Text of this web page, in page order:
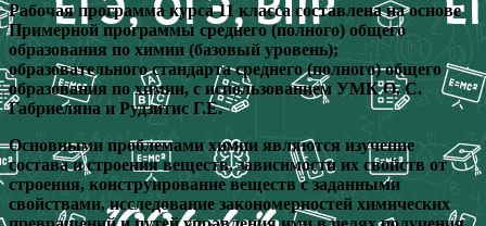
Рабочая программа курса 11 класса составлена на основе
Примерной программы среднего (полного) общего
образования по химии (базовый уровень);
образовательного стандарта среднего (полного) общего
образования по химии, с использованием УМК О. С.
Габриеляна и Рудзитис Г.Е.
Основными проблемами химии являются изучение
состава и строения веществ, зависимости их свойств от
строения, конструирование веществ с заданными
свойствами, исследование закономерностей химических